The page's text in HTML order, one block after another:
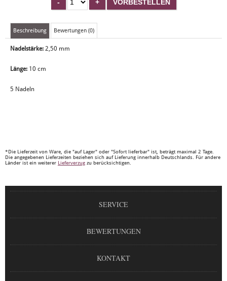
Beschreibung Bewertungen (0)
Nadelstärke: 2,50 mm
Länge: 10 cm
5 Nadeln
*Die Lieferzeit von Ware, die "auf Lager" oder "Sofort lieferbar" ist, beträgt maximal 2 Tage.
Die angegebenen Lieferzeiten beziehen sich auf Lieferung innerhalb Deutschlands. Für andere
Länder ist ein weiterer Lieferverzug zu berücksichtigen.
SERVICE
BEWERTUNGEN
KONTAKT